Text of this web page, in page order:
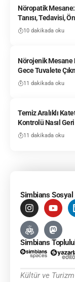
Nöropatik
Tanısı, Tedavisi,
10 dakikada oku
Nörojenik Mesane
Gece Tuvalete
11 dakikada oku
Temiz Aralıklı
Kontrolü Nasıl Geri
11 dakikada oku
Simbians Sosyal
Simbians
Kültür ve Turizm